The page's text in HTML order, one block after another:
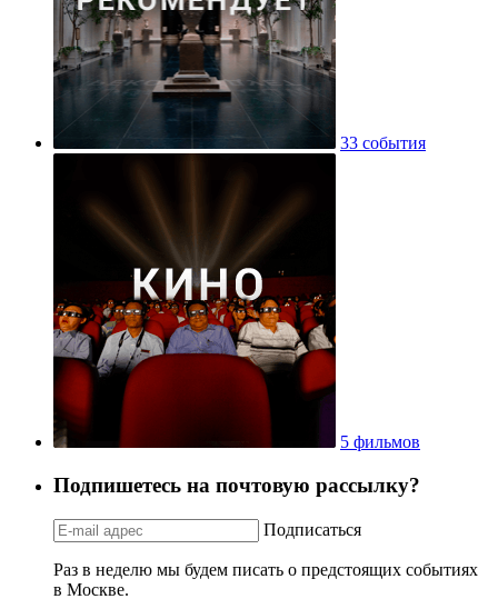
33 события
5 фильмов
Подпишетесь на почтовую рассылку?
Подписаться
Раз в неделю мы будем писать о предстоящих событиях
в Москве.